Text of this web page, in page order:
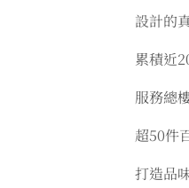
設計的
累積近
服務總
超50件
打造品